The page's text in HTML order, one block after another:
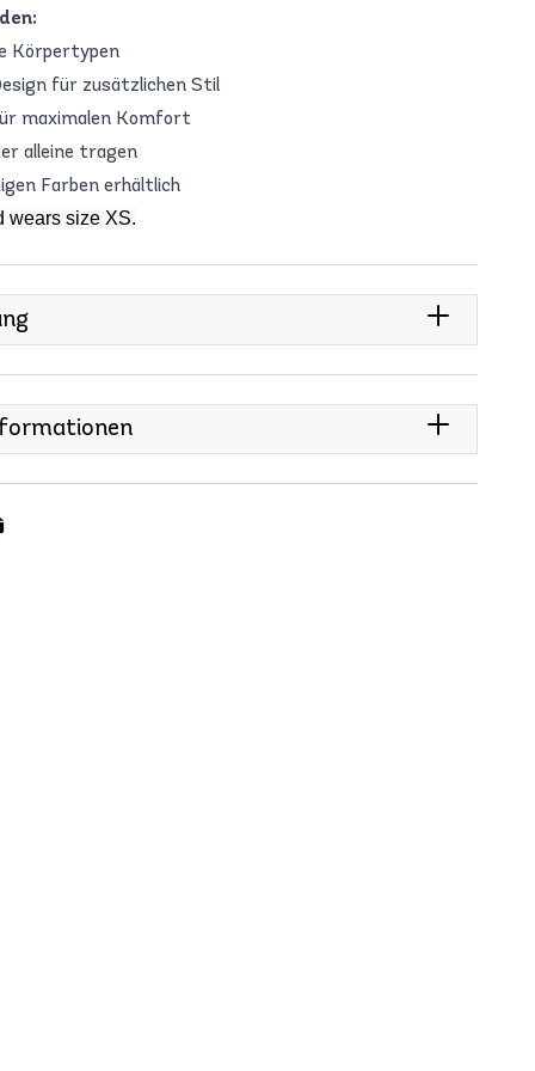
Körpertypen
für zusätzlichen Stil
maximalen Komfort
alleine tragen
Farben erhältlich
wears size XS.